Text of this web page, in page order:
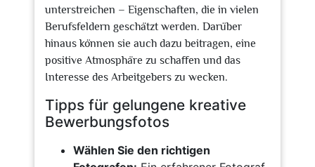
unterstreichen – Eigenschaften, die in vielen
Berufsfeldern geschätzt werden. Darüber
hinaus können sie auch dazu beitragen, eine
positive Atmosphäre zu schaffen und das
Interesse des Arbeitgebers zu wecken.
Tipps für gelungene kreative
Bewerbungsfotos
Wählen Sie den richtigen